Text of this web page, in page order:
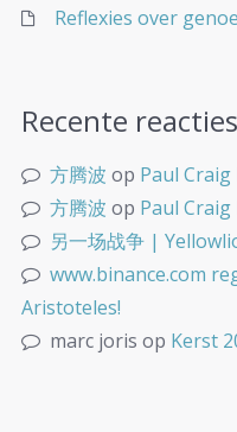
Reflexies over
Recente reacties
方腾波 op Paul
方腾波 op Paul
另一场战争 |
www.binance.com
Aristoteles!
marc joris op Kerst